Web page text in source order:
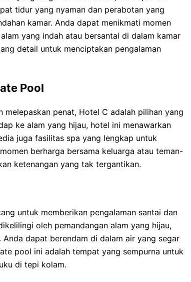
tidur yang nyaman dan perabotan yang
kamar. Anda dapat menikmati momen
yang indah atau bersantai di dalam kamar
detail untuk menciptakan pengalaman
Pool
penat, Hotel C adalah pilihan yang
ke alam yang hijau, hotel ini menawarkan
juga fasilitas spa yang lengkap untuk
berharga bersama keluarga atau teman-
ketenangan yang tak tergantikan.
untuk memberikan pengalaman santai dan
oleh pemandangan alam yang hijau,
dapat berendam di dalam air yang segar
pool ini adalah tempat yang sempurna untuk
di tepi kolam.